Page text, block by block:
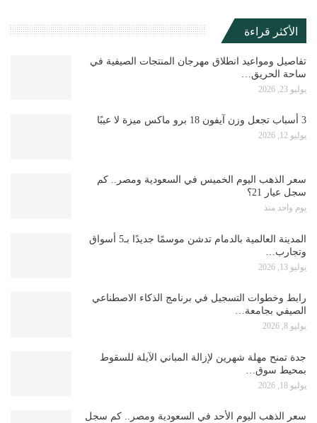
الأكثر قراءة
تفاصيل ومواعيد انطلاق مهرجان المنتجات الصيفية في
ساحة الحريق…
يوليو 23, 2026
3 أسباب تجعل وزن آيفون 18 برو ماكس ميزة لا عيبًا
يوليو 12, 2026
سعر الذهب اليوم الخميس في السعودية ومصر.. كم
سجل عيار 21؟
يوم واحد منذ
المدينة العالمية بالدمام تدشن موسمًا جديدًا بـ5 أسواق
وتجارب…
يوليو 13, 2026
رابط وخطوات التسجيل في برنامج الذكاء الاصطناعي
الصيفي بجامعة…
يوليو 8, 2026
جدة تمنح مهلة شهرين لإزالة المباني الآيلة للسقوط
بمحيط سوق…
يوليو 18, 2026
سعر الذهب اليوم الأحد في السعودية ومصر.. كم سجل